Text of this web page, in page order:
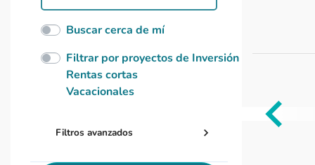
Item
Buscar cerca de mí
Filtrar por proyectos de Inversión
Rentas cortas
Vacacionales
Filtros avanzados